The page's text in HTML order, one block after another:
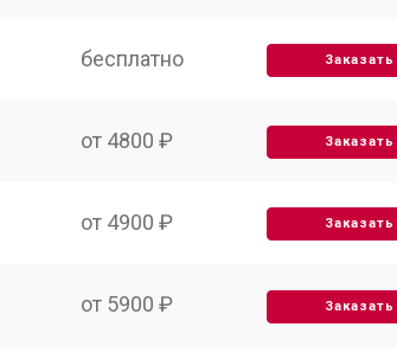
бесплатно Заказать
от 4800 ₽ Заказать
от 4900 ₽ Заказать
от 5900 ₽ Заказать